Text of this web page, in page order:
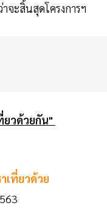
จะสิ้นสุดโครงการฯ
ยวด้วยกัน"
าเที่ยวด้วย